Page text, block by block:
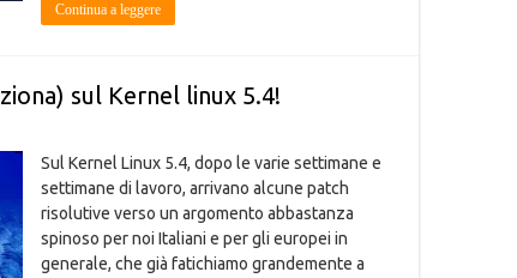
Continua a leggere
sul Kernel linux 5.4!
Sul Kernel Linux 5.4, dopo le varie settimane e
settimane di lavoro, arrivano alcune patch
risolutive verso un argomento abbastanza
spinoso per noi Italiani e per gli europei in
generale, che già fatichiamo grandemente a